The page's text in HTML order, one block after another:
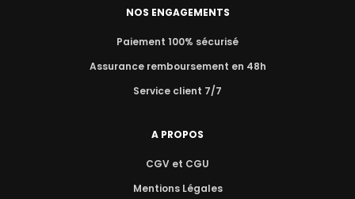
NOS ENGAGEMENTS
Paiement 100% sécurisé
Assurance remboursement en 48h
Service client 7/7
A PROPOS
CGV et CGU
Mentions Légales